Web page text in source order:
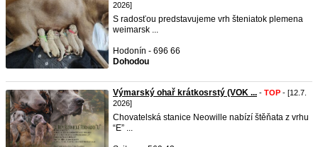
2026]
S radosťou predstavujeme vrh šteniatok plemena
weimarsk ...
Hodonín - 696 66
Dohodou
Výmarský ohař krátkosrstý (VOK ... - TOP - [12.7.
2026]
Chovatelská stanice Neowille nabízí štěňata z vrhu
“E” ...